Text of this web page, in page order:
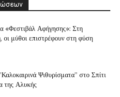
«Φεστιβάλ Αφήγησης»: Στη
οι μύθοι επιστρέφουν στη φύση
Ψιθυρίσματα” στο Σπίτι
της Αλυκής